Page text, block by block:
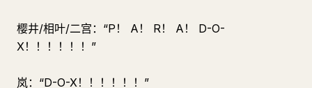
樱井/相叶/二宫：“P！ A！ R！ A！ D-O-
X！！！！！！”
岚：“D-O-X！！！！！！”